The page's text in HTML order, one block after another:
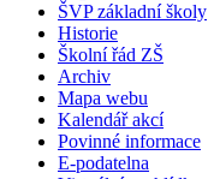
ŠVP základní školy
Historie
Školní řád ZŠ
Archiv
Mapa webu
Kalendář akcí
Povinné informace
E-podatelna